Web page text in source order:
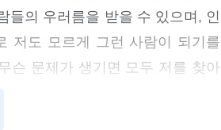
들의 우러름을 받을 수 있으며, 인
저도 모르게 그런 사람이 되기를
슨 문제가 생기면 모두 저를 찾아
아올 때면 저는 제 본분도 끝내지